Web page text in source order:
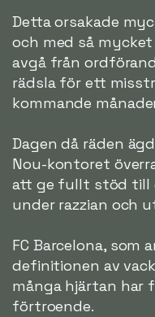
Detta orsakade
och med så
avgå från
rädsla för ett
kommande
Dagen då räden
Nou-kontoret
att ge fullt stöd till
under razzian och
FC Barcelona, som
definitionen av
många hjärtan har
förtroende.